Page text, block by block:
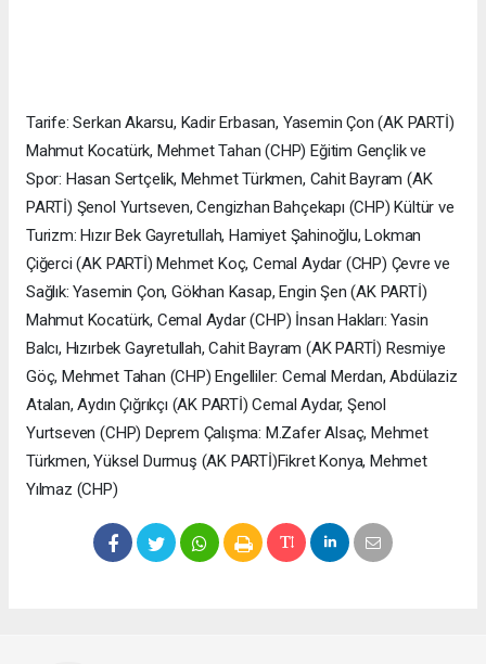
Tarife: Serkan Akarsu, Kadir Erbasan, Yasemin Çon (AK PARTİ)
Mahmut Kocatürk, Mehmet Tahan (CHP) Eğitim Gençlik ve
Spor: Hasan Sertçelik, Mehmet Türkmen, Cahit Bayram (AK
PARTİ) Şenol Yurtseven, Cengizhan Bahçekapı (CHP) Kültür ve
Turizm: Hızır Bek Gayretullah, Hamiyet Şahinoğlu, Lokman
Çiğerci (AK PARTİ) Mehmet Koç, Cemal Aydar (CHP) Çevre ve
Sağlık: Yasemin Çon, Gökhan Kasap, Engin Şen (AK PARTİ)
Mahmut Kocatürk, Cemal Aydar (CHP) İnsan Hakları: Yasin
Balcı, Hızırbek Gayretullah, Cahit Bayram (AK PARTİ) Resmiye
Göç, Mehmet Tahan (CHP) Engelliler: Cemal Merdan, Abdülaziz
Atalan, Aydın Çığrıkçı (AK PARTİ) Cemal Aydar, Şenol
Yurtseven (CHP) Deprem Çalışma: M.Zafer Alsaç, Mehmet
Türkmen, Yüksel Durmuş (AK PARTİ)Fikret Konya, Mehmet
Yılmaz (CHP)